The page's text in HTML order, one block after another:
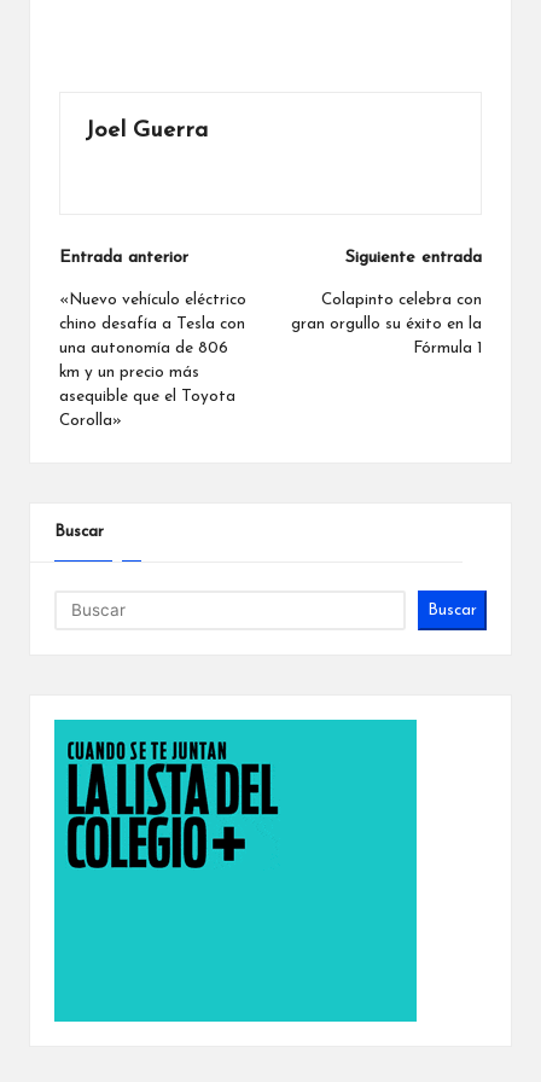
Joel Guerra
Navegación
de
entradas
Entrada anterior
«Nuevo vehículo eléctrico
chino desafía a Tesla con
una autonomía de 806
km y un precio más
asequible que el Toyota
Corolla»
Siguiente entrada
Colapinto celebra con
gran orgullo su éxito en la
Fórmula 1
Buscar
Buscar